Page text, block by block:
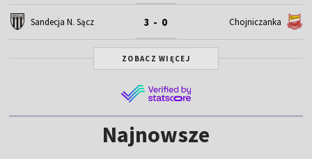
Sandecja N. Sącz 3 - 0 Chojniczanka
ZOBACZ WIĘCEJ
Najnowsze